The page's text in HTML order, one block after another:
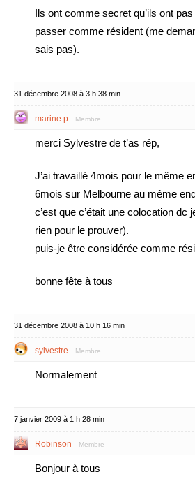
Ils ont comme secret qu’ils ont
passer comme résident (me
sais pas).
31 décembre 2008 à 3 h 38 min
marine.p Membre
merci Sylvestre de t’as rép,
J’ai travaillé 4mois pour le même
6mois sur Melbourne au même
c’est que c’était une colocation dc
rien pour le prouver).
puis-je être considérée comme
bonne fête à tous
31 décembre 2008 à 10 h 16 min
sylvestre Membre
Normalement
7 janvier 2009 à 1 h 28 min
Robinson Membre
Bonjour à tous